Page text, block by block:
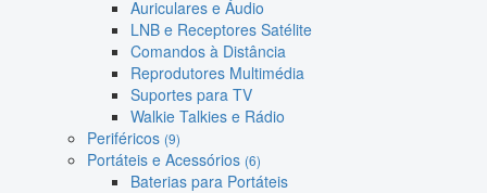
Auriculares e Áudio
LNB e Receptores Satélite
Comandos à Distância
Reprodutores Multimédia
Suportes para TV
Walkie Talkies e Rádio
Periféricos (9)
Portáteis e Acessórios (6)
Baterias para Portáteis